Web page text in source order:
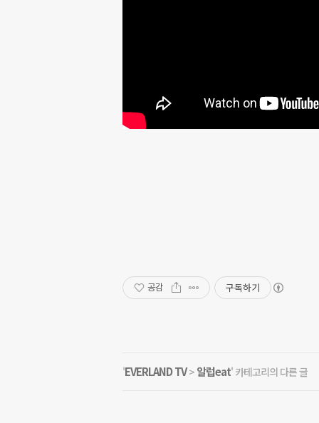
공감 구독하기
'EVERLAND TV> 알럽eat' 카테고리의 다른 글